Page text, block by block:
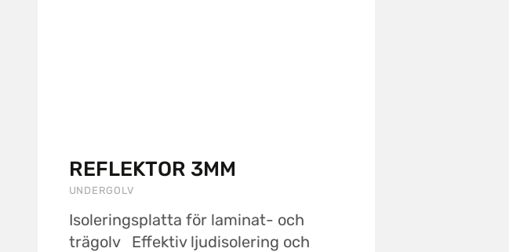
REFLEKTOR 3MM
UNDERGOLV
Isoleringsplatta för laminat- och
trägolv Effektiv ljudisolering och